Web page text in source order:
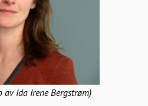
av Ida Irene Bergstrøm)